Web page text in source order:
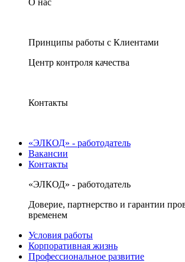
О нас
Принципы работы с Клиентами
Центр контроля качества
Контакты
«ЭЛКОД» - работодатель
Вакансии
Контакты
«ЭЛКОД» - работодатель
Доверие, партнерство и гарантии
временем
Условия работы
Корпоративная жизнь
Профессиональное развитие